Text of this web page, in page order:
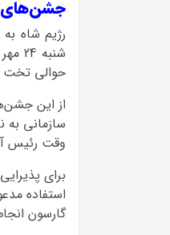
جشن‌های ۲۵۰۰ ساله شاهنشاهی و آخرین تیر ترکش
حوالی تخت
از این
سازمانی
وقت رئیس
گارسون